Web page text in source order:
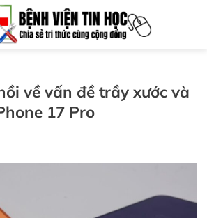
về vấn đề trầy xước và
17 Pro